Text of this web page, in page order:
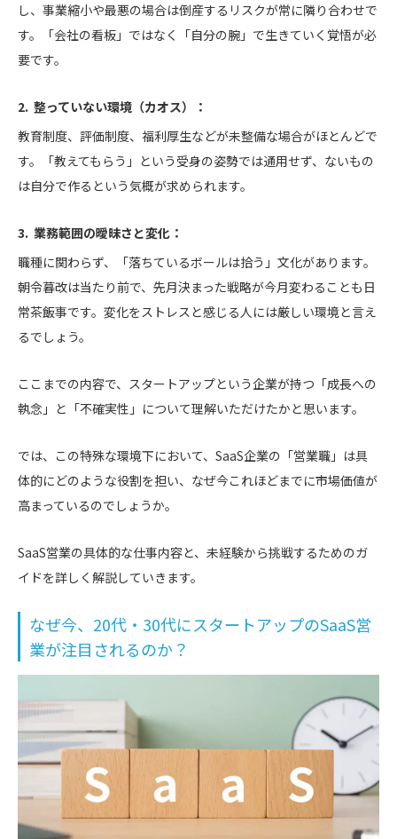
し、事業縮小や最悪の場合は倒産するリスクが常に隣り合わせで
す。「会社の看板」ではなく「自分の腕」で生きていく覚悟が必
要です。
2. 整っていない環境（カオス）：
教育制度、評価制度、福利厚生などが未整備な場合がほとんどで
す。「教えてもらう」という受身の姿勢では通用せず、ないもの
は自分で作るという気概が求められます。
3. 業務範囲の曖昧さと変化：
職種に関わらず、「落ちているボールは拾う」文化があります。
朝令暮改は当たり前で、先月決まった戦略が今月変わることも日
常茶飯事です。変化をストレスと感じる人には厳しい環境と言え
るでしょう。
ここまでの内容で、スタートアップという企業が持つ「成長への
執念」と「不確実性」について理解いただけたかと思います。
では、この特殊な環境下において、SaaS企業の「営業職」は具
体的にどのような役割を担い、なぜ今これほどまでに市場価値が
高まっているのでしょうか。
SaaS営業の具体的な仕事内容と、未経験から挑戦するためのガ
イドを詳しく解説していきます。
なぜ今、20代・30代にスタートアップのSaaS営
業が注目されるのか？